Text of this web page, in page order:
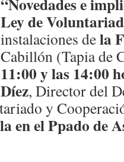
Ley de
instalaciones dela
Cabillón (Tapia de
11:00 y las 14:00
Díez, Director del
y
en el Ppado de